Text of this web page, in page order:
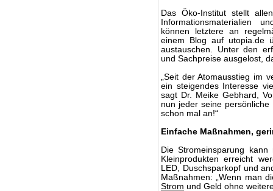
Das Öko-Institut stellt
Informationsmaterialien
können letztere an
einem Blog auf utopia.de
austauschen. Unter den
und Sachpreise ausgelost,
„Seit der Atomausstieg im
ein steigendes Interesse
sagt Dr. Meike Gebhard,
nun jeder seine
schon mal an!“
Einfache Maßnahmen,
Die Stromeinsparung
Kleinprodukten erreicht
LED, Duschsparkopf und
Maßnahmen: „Wenn man
Strom und Geld ohne